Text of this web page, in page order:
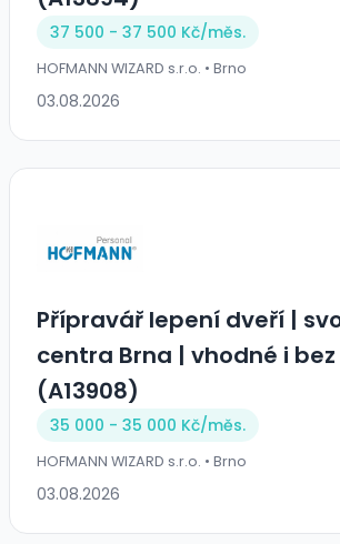
37 500 - 37 500 Kč/měs.
HOFMANN WIZARD s.r.o. • Brno
03.08.2026
Přípravář lepení dveří |
centra Brna | vhodné i
(A13908)
35 000 - 35 000 Kč/měs.
HOFMANN WIZARD s.r.o. • Brno
03.08.2026